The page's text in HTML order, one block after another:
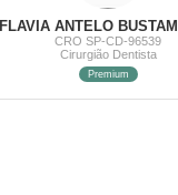
FLAVIA ANTELO
CRO SP-CD-96539
Cirurgião Dentista
Premium